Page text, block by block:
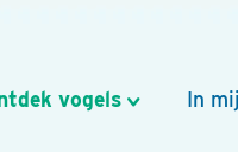
vogels In